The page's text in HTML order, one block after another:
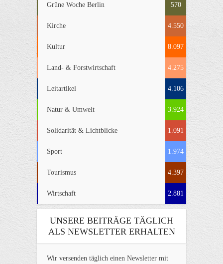
Grüne Woche Berlin 570
Kirche 4.550
Kultur 8.097
Land- & Forstwirtschaft 4.275
Leitartikel 4.106
Natur & Umwelt 3.924
Solidarität & Lichtblicke 1.091
Sport 1.974
Tourismus 4.397
Wirtschaft 2.881
UNSERE BEITRÄGE TÄGLICH
ALS NEWSLETTER ERHALTEN
Wir versenden täglich einen Newsletter mit